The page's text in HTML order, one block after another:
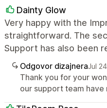
Dainty Glow
Very happy with the
straightforward. The
Support has also been
Odgovor dizajneraJul
Thank you for your
our support team